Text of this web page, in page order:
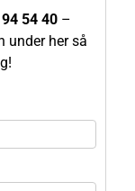
54 40 –
under her så